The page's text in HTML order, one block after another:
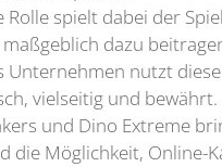
Rolle spielt dabei der
dazu
Unternehmen nutzt
vielseitig und
und Dino Extreme
die Möglichkeit,